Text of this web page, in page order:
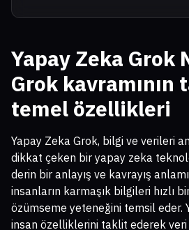
Yapay Zeka Grok
Grok kavramının
temel özellikleri
Yapay Zeka Grok, bilgi ve verileri
dikkat çeken bir yapay zeka
derin bir anlayış ve kavrayış
insanların karmaşık bilgileri hızlı
özümseme yeteneğini temsil eder.
insan özelliklerini taklit ederek veri